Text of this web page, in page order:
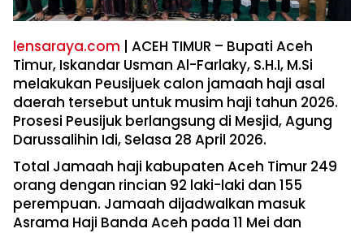
lensaraya.com | ACEH TIMUR – Bupati Aceh
Timur, Iskandar Usman Al-Farlaky, S.H.I, M.Si
melakukan Peusijuek calon jamaah haji asal
daerah tersebut untuk musim haji tahun 2026.
Prosesi Peusijuk berlangsung di Mesjid, Agung
Darussalihin Idi, Selasa 28 April 2026.
Total Jamaah haji kabupaten Aceh Timur 249
orang dengan rincian 92 laki-laki dan 155
perempuan. Jamaah dijadwalkan masuk
Asrama Haji Banda Aceh pada 11 Mei dan